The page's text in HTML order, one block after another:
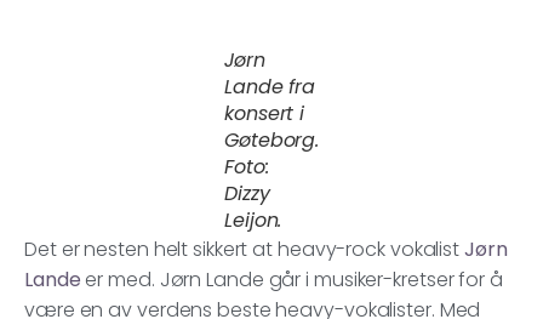
Jørn
Lande fra
konsert i
Gøteborg.
Foto:
Dizzy
Leijon.
Det er nesten helt sikkert at heavy-rock vokalistJørn
Lande er med. Jørn Lande går i musiker-kretser for å
være en av verdens beste heavy-vokalister. Med